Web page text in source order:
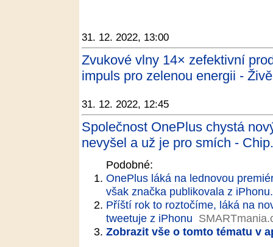
31. 12. 2022, 13:00
Zvukové vlny 14× zefektivní
impuls pro zelenou energii -
31. 12. 2022, 12:45
Společnost OnePlus chystá
nevyšel a už je pro smích -
Podobné:
OnePlus láká na lednovou
však značka publikovala z
Příští rok to roztočíme, láká na
tweetuje z iPhonu
Zobrazit vše o tomto tématu v